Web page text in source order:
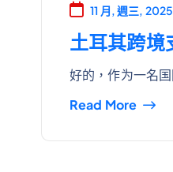
11 月, 週三, 2025
土耳其跨境
好的，作为一名
Read More